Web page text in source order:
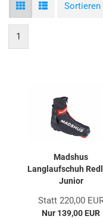
Sortieren
Sortieren
1
Madshus
Langlaufschuh
Junior
Statt 220,00
Nur 139,00 EUR